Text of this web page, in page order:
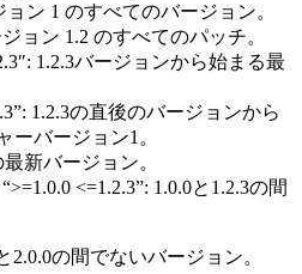
ン 1 のすべてのバージョン。
ョン 1.2 のすべてのパッチ。
1.2.3バージョンから始まる最
1.2.3の直後のバージョンから
ーバージョン1。
新バージョン。
<=1.2.3”: 1.0.0と1.2.3の間
2.0.0の間でないバージョン。